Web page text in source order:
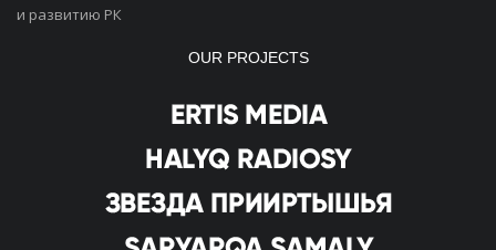
и развитию РК
OUR PROJECTS